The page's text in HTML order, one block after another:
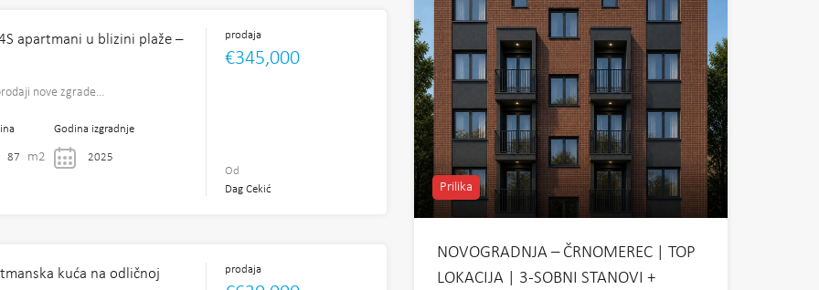
apartmani u blizini plaže –
nove zgrade…
87 m2
Godina izgradnje
2025
prodaja
€345,000
Od
Dag Cekić
kuća na odličnoj prodaja
Prilika
NOVOGRADNJA – ČRNOMEREC | TOP
LOKACIJA | 3-SOBNI STANOVI +